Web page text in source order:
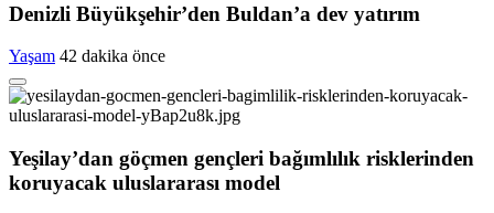
Denizli Büyükşehir’den Buldan’a dev yatırım
Yaşam 42 dakika önce
Yeşilay’dan göçmen gençleri bağımlılık risklerinden
koruyacak uluslararası model